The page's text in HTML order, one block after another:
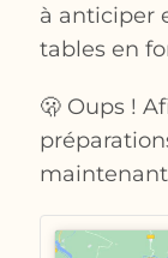
à anticiper
tables en
🫢 Oups !
maintenant